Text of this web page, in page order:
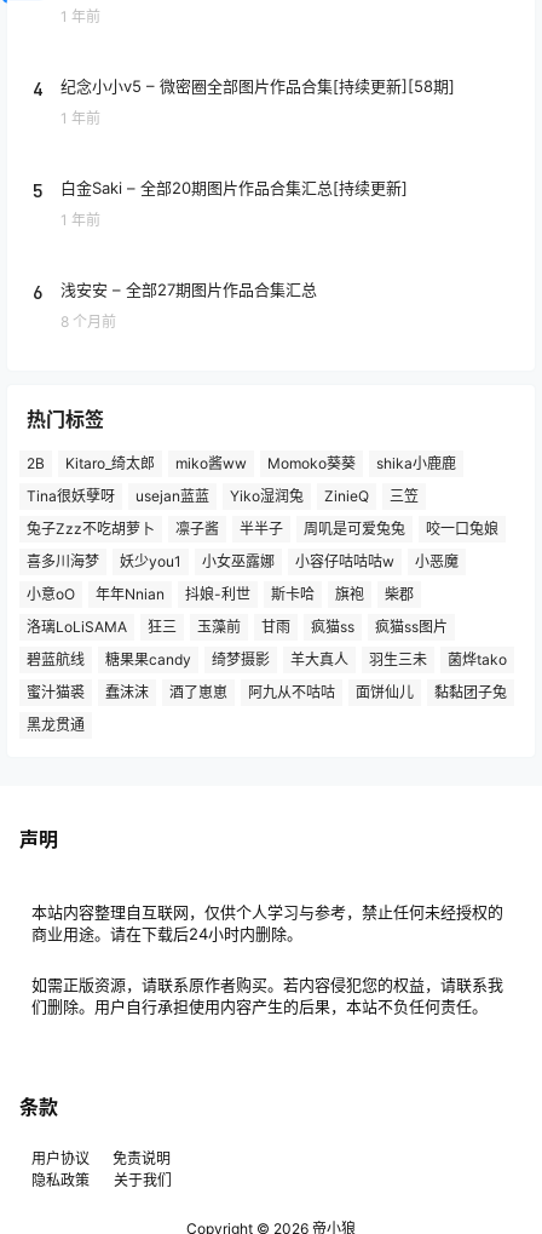
1 年前
4 纪念小小v5 – 微密圈全部图片作品合集[持续更新][58期]
1 年前
5 白金Saki – 全部20期图片作品合集汇总[持续更新]
1 年前
6 浅安安 – 全部27期图片作品合集汇总
8 个月前
热门标签
2B Kitaro_绮太郎 miko酱ww Momoko葵葵
shika小鹿鹿
Tina很妖孽呀
usejan蓝蓝 Yiko湿润兔 ZinieQ
三笠
兔子Zzz不吃胡萝卜
凛子酱 半半子 周叽是可爱兔兔
咬一口兔娘
喜多川海梦
妖少you1 小女巫露娜 小容仔咕咕咕w
小恶魔
小意oO
年年Nnian 抖娘-利世 斯卡哈 旗袍
柴郡
洛璃LoLiSAMA
狂三 玉藻前 甘雨 疯猫ss
疯猫ss图片
碧蓝航线
糖果果candy 绮梦摄影 羊大真人 羽生三未
菌烨tako
蜜汁猫裘
蠢沫沫 酒了崽崽 阿九从不咕咕 面饼仙儿
黏黏团子兔
黑龙贯通
声明
本站内容整理自互联网，仅供个人学习与参考，禁止任何未经授权的
商业用途。请在下载后24小时内删除。
如需正版资源，请联系原作者购买。若内容侵犯您的权益，请联系我
们删除。用户自行承担使用内容产生的后果，本站不负任何责任。
条款
用户协议
免责说明
隐私政策
关于我们
Copyright © 2026 帝小狼